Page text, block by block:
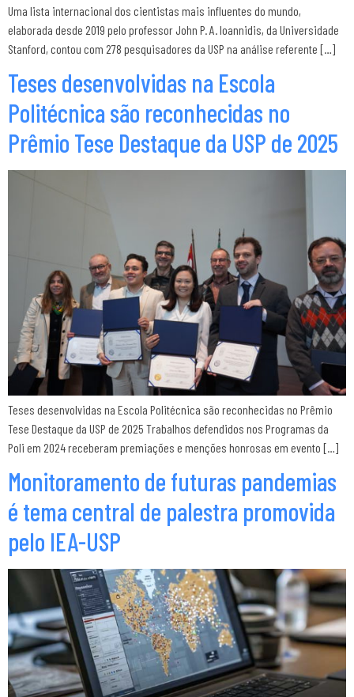
Uma lista internacional dos cientistas mais influentes do mundo,
elaborada desde 2019 pelo professor John P. A. Ioannidis, da Universidade
Stanford, contou com 278 pesquisadores da USP na análise referente […]
Teses desenvolvidas na Escola
Politécnica são reconhecidas no
Prêmio Tese Destaque da USP de 2025
Teses desenvolvidas na Escola Politécnica são reconhecidas no Prêmio
Tese Destaque da USP de 2025 Trabalhos defendidos nos Programas da
Poli em 2024 receberam premiações e menções honrosas em evento […]
Monitoramento de futuras pandemias
é tema central de palestra promovida
pelo IEA-USP